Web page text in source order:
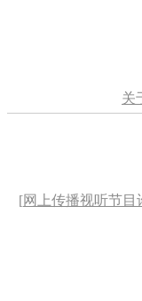
关
[网上传播视听节目